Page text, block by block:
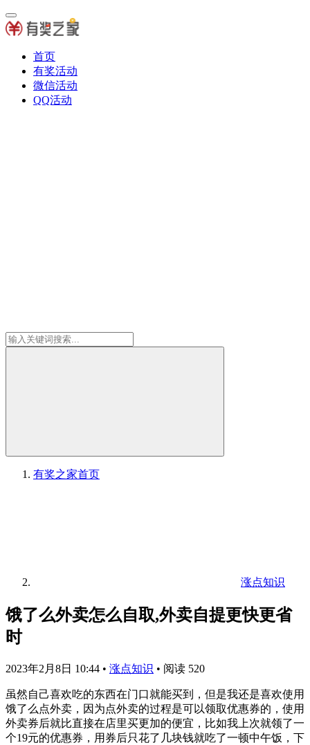
首页
有奖活动
微信活动
QQ活动
有奖之家首页
涨点知识
饿了么外卖怎么自取,外卖自提更快更省
时
2023年2月8日 10:44 • 涨点知识 • 阅读 520
虽然自己喜欢吃的东西在门口就能买到，但是我还是喜欢使用
饿了么点外卖，因为点外卖的过程是可以领取优惠券的，使用
外卖券后就比直接在店里买更加的便宜，比如我上次就领了一
个19元的优惠券，用券后只花了几块钱就吃了一顿中午饭，下